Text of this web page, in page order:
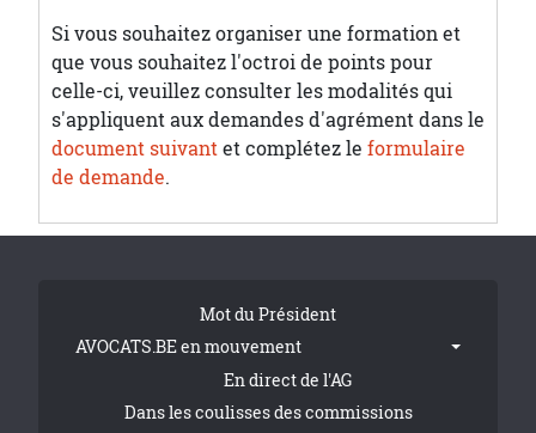
Si vous souhaitez organiser une formation et
que vous souhaitez l'octroi de points pour
celle-ci, veuillez consulter les modalités qui
s'appliquent aux demandes d'agrément dans le
document suivantet complétez le formulaire
de demande.
Tribune FooterMot du Président
AVOCATS.BE en mouvement
En direct de l'AG
Dans les coulisses des commissions